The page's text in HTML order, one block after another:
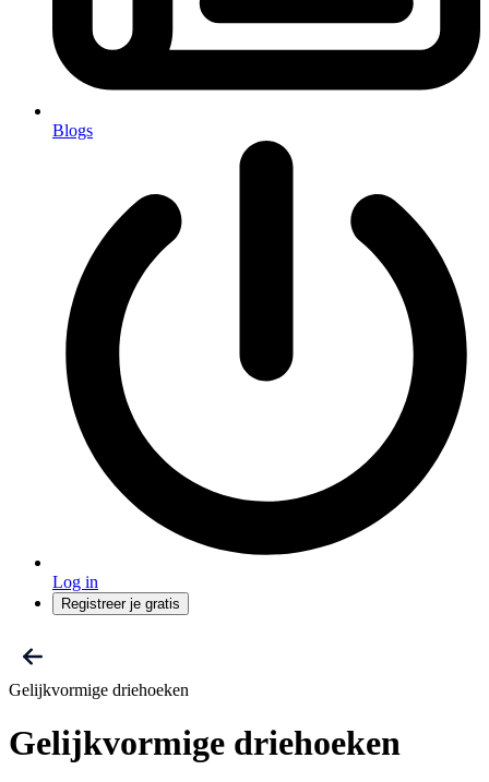
Blogs
Log in
Registreer je gratis
Gelijkvormige driehoeken
Gelijkvormige driehoeken